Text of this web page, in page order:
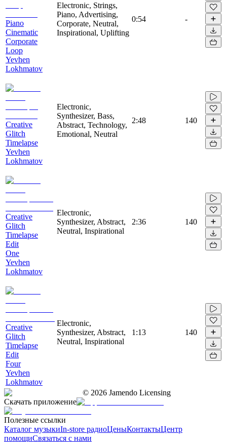
Piano
Cinematic
Corporate
Loop
Yevhen
Lokhmatov
Electronic, Strings,
Piano, Advertising,
Corporate, Neutral,
Inspirational, Uplifting
0:54 -
Creative
Glitch
Timelapse
Yevhen
Lokhmatov
Electronic,
Synthesizer, Bass,
Abstract, Technology,
Emotional, Neutral
2:48 140
Creative
Glitch
Timelapse
Edit
One
Yevhen
Lokhmatov
Electronic,
Synthesizer, Abstract,
Neutral, Inspirational
2:36 140
Creative
Glitch
Timelapse
Edit
Four
Yevhen
Lokhmatov
Electronic,
Synthesizer, Abstract,
Neutral, Inspirational
1:13 140
© 2026 Jamendo Licensing
Скачать приложение
Полезные ссылки
Каталог музыкиIn-store радиоЦеныКонтактыЦентр
помощиСвязаться с нами